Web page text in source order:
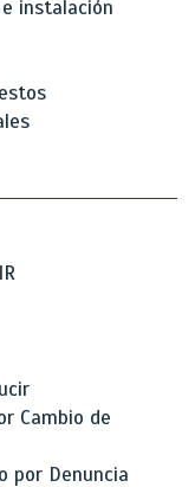
instalación
Cambio de
por Denuncia